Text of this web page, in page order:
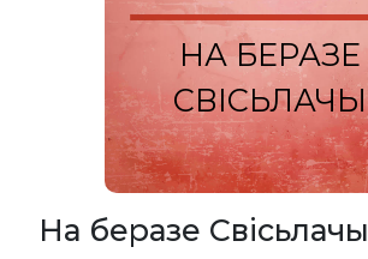
НА БЕРАЗЕ
СВІСЬЛАЧЫ
На беразе Свісьлачы